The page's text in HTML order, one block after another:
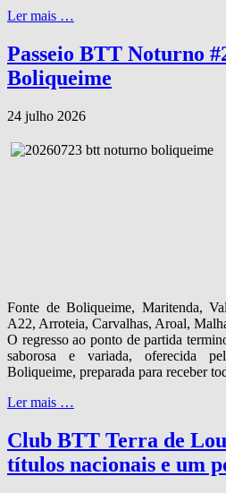
Ler mais …
Passeio BTT Noturno
Boliqueime
24 julho 2026
Fonte de Boliqueime, Maritenda,
A22, Arroteia, Carvalhas, Aroal,
O regresso ao ponto de partida
saborosa e variada, oferecida
Boliqueime, preparada para receber
Ler mais …
Club BTT Terra de
títulos nacionais e um